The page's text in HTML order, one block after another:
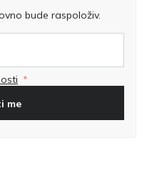
bude raspoloživ.
me